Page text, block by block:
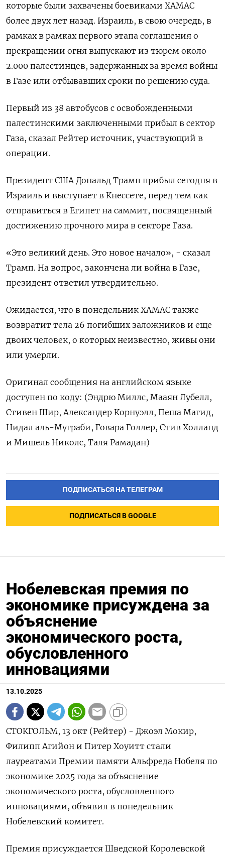
которые были захвачены боевиками ХАМАС
более двух лет назад. Израиль, в свою очередь, в
рамках в рамках первого этапа соглашения о
прекращении огня выпускают из тюрем около
2.000 палестинцев, задержанных за время войны
в Газе или отбывавших сроки по решению суда.
Первый из 38 автобусов с освобожденными
палестинскими заключенными прибыл в сектор
Газа, сказал Рейтер источник, участвующий в
операции.
Президент США Дональд Трамп прибыл сегодня в
Израиль и выступает в Кнессете, перед тем как
отправиться в Египет на саммит, посвященный
достижению прочного мира в секторе Газа.
«Это великий день. Это новое начало», - сказал
Трамп. На вопрос, закончена ли война в Газе,
президент ответил утвердительно.
Ожидается, что в понедельник ХАМАС также
возвратит тела 26 погибших заложников и еще
двоих человек, о которых неизвестно, живы они
или умерли.
Оригинал сообщения на английском языке
доступен по коду: (Эндрю Миллс, Мааян Лубелл,
Стивен Шир, Александер Корнуэлл, Пеша Магид,
Нидал аль-Муграби, Говара Голлер, Стив Холланд
и Мишель Николс, Таля Рамадан)
ПОДПИСАТЬСЯ НА ТЕЛЕГРАМ
ПОДПИСАТЬСЯ В GOOGLE
Нобелевская премия по
экономике присуждена за
объяснение
экономического роста,
обусловленного
инновациями
13.10.2025
СТОКГОЛЬМ, 13 окт (Рейтер) - Джоэл Мокир,
Филипп Агийон и Питер Хоуитт стали
лауреатами Премии памяти Альфреда Нобеля по
экономике 2025 года за объяснение
экономического роста, обусловленного
инновациями, объявил в понедельник
Нобелевский комитет.
Премия присуждается Шведской Королевской